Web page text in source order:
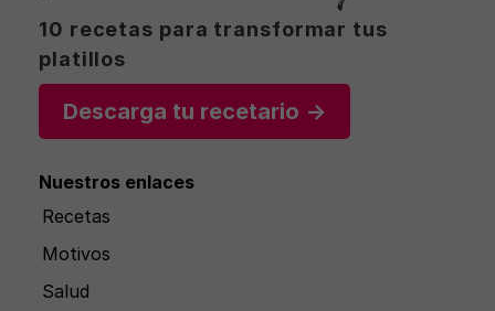
10 recetas para transformar tus
platillos
Descarga tu recetario →
Nuestros enlaces
Recetas
Motivos
Salud